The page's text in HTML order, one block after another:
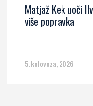
Matjaž Kek uoči
više popravka
5. kolovoza, 2026